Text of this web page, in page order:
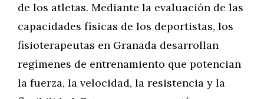
de los atletas. Mediante la evaluación de las
capacidades físicas de los deportistas, los
fisioterapeutas en Granada desarrollan
regímenes de entrenamiento que potencian
la fuerza, la velocidad, la resistencia y la